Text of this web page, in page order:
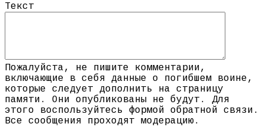
Текст
Пожалуйста, не пишите комментарии,
включающие в себя данные о погибшем воине,
которые следует дополнить на страницу
памяти. Они опубликованы не будут. Для
этого воспользуйтесь формой обратной связи.
Все сообщения проходят модерацию.